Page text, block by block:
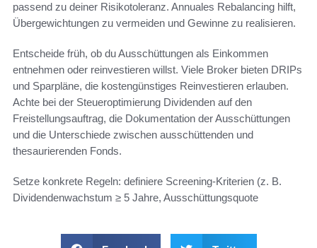
passend zu deiner Risikotoleranz. Annuales Rebalancing hilft,
Übergewichtungen zu vermeiden und Gewinne zu realisieren.
Entscheide früh, ob du Ausschüttungen als Einkommen
entnehmen oder reinvestieren willst. Viele Broker bieten DRIPs
und Sparpläne, die kostengünstiges Reinvestieren erlauben.
Achte bei der Steueroptimierung Dividenden auf den
Freistellungsauftrag, die Dokumentation der Ausschüttungen
und die Unterschiede zwischen ausschüttenden und
thesaurierenden Fonds.
Setze konkrete Regeln: definiere Screening-Kriterien (z. B.
Dividendenwachstum ≥ 5 Jahre, Ausschüttungsquote